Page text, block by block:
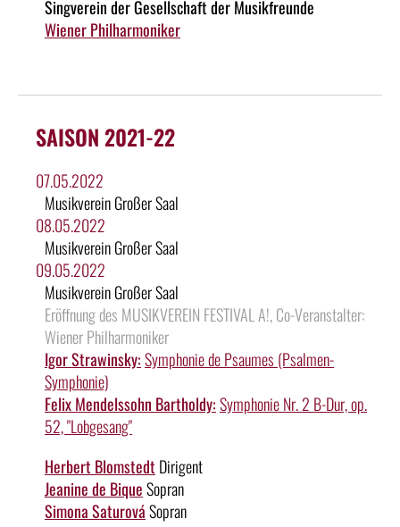
Singverein der Gesellschaft der Musikfreunde
Wiener Philharmoniker
SAISON 2021-22
07.05.2022
Musikverein Großer Saal
08.05.2022
Musikverein Großer Saal
09.05.2022
Musikverein Großer Saal
Eröffnung des MUSIKVEREIN FESTIVAL A!, Co-Veranstalter:
Wiener Philharmoniker
Igor Strawinsky:Symphonie de Psaumes (Psalmen-
Symphonie)
Felix Mendelssohn Bartholdy:Symphonie Nr. 2 B-Dur, op.
52, "Lobgesang"
Herbert Blomstedt Dirigent
Jeanine de BiqueSopran
Simona SaturováSopran